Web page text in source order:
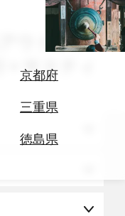
京都府
三重県
徳島県
ウトドア ×
× サスティ